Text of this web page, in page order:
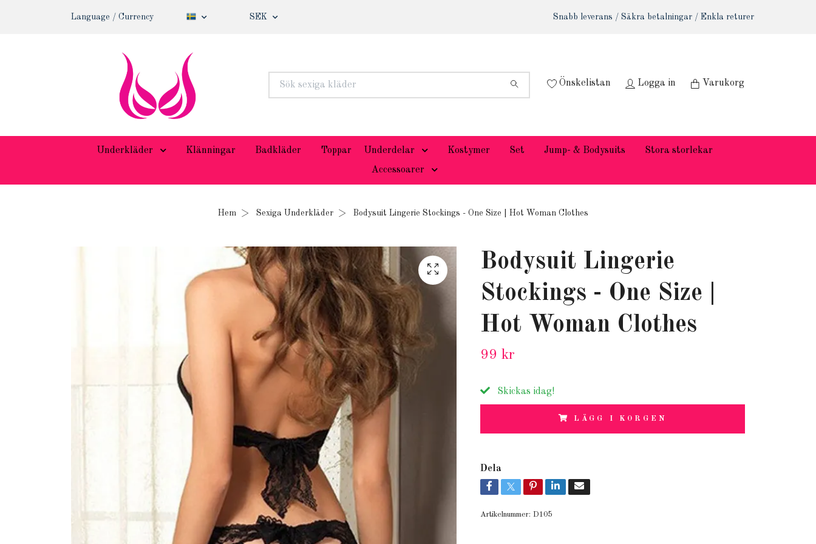
Language / Currency SEK Snabb leverans / Säkra betalningar / Enkla returer
Önskelistan Logga in Varukorg
Underkläder Klänningar Badkläder Toppar Underdelar Kostymer Set Jump- & Bodysuits
Stora storlekar
Accessoarer
Hem Sexiga Underkläder Bodysuit Lingerie Stockings - One Size | Hot Woman Clothes
Bodysuit Lingerie
Stockings - One Size |
Hot Woman Clothes
99 kr
Skickas idag!
LÄGG I KORGEN
Dela
Artikelnummer: D105